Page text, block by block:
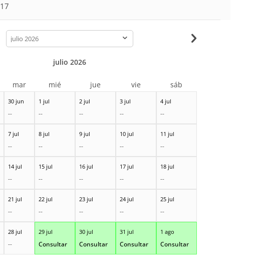
calendar-
month
30 jun
--
1 jul
--
2 jul
--
3 jul
--
4 jul
--
7 jul
--
8 jul
--
9 jul
--
10 jul
--
11 jul
--
14 jul
--
15 jul
--
16 jul
--
17 jul
--
18 jul
--
21 jul
--
22 jul
--
23 jul
--
24 jul
--
25 jul
--
28 jul
--
29 jul
Consultar
30 jul
Consultar
31 jul
Consultar
1 ago
Consultar
julio 2026
mar mié jue vie sáb